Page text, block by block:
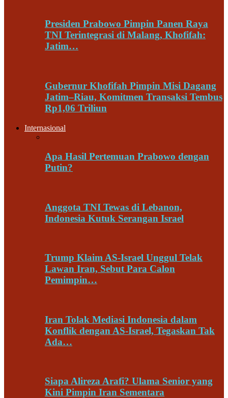
Presiden Prabowo Pimpin Panen Raya
TNI Terintegrasi di Malang, Khofifah:
Jatim…
Gubernur Khofifah Pimpin Misi Dagang
Jatim–Riau, Komitmen Transaksi Tembus
Rp1,06 Triliun
Internasional
Apa Hasil Pertemuan Prabowo dengan
Putin?
Anggota TNI Tewas di Lebanon,
Indonesia Kutuk Serangan Israel
Trump Klaim AS-Israel Unggul Telak
Lawan Iran, Sebut Para Calon
Pemimpin…
Iran Tolak Mediasi Indonesia dalam
Konflik dengan AS-Israel, Tegaskan Tak
Ada…
Siapa Alireza Arafi? Ulama Senior yang
Kini Pimpin Iran Sementara